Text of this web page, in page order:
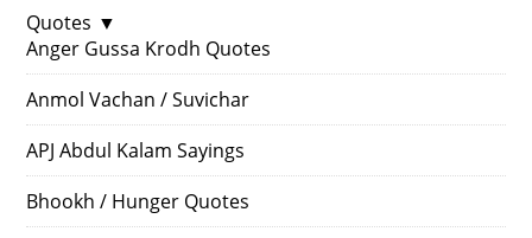
Quotes ▼
Anger Gussa Krodh Quotes
Anmol Vachan / Suvichar
APJ Abdul Kalam Sayings
Bhookh / Hunger Quotes